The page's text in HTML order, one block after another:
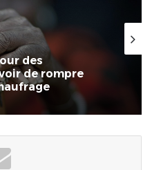
des
de rompre
écart
performances
et la réalité